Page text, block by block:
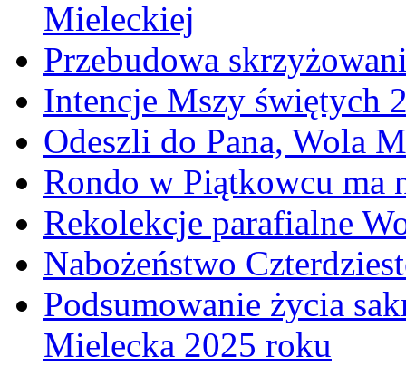
Mieleckiej
Przebudowa
Intencje Mszy świętych
Odeszli do Pana, Wola
Rondo w Piątkowcu ma
Rekolekcje parafialne
Nabożeństwo
Podsumowanie życia
Mielecka 2025 roku